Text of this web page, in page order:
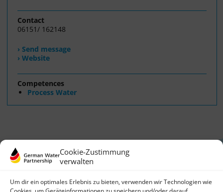
Cookie-Zustimmung
verwalten
Um dir ein optimales Erlebnis zu bieten, verwenden wir Technologien wie
Contact
06151/ 162148
› Send message
› Website
Competences
Process Water